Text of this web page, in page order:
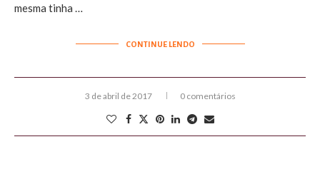
mesma tinha …
CONTINUE LENDO
3 de abril de 2017 0 comentários